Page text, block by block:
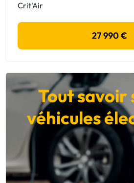
Crit'Air
27 990 €
Tout savoir
véhicules